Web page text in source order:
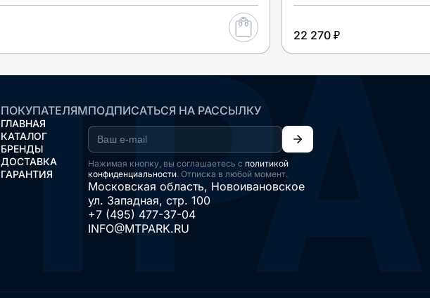
22 270 ₽
ПОКУПАТЕЛЯМ
ГЛАВНАЯ
КАТАЛОГ
БРЕНДЫ
ДОСТАВКА
ГАРАНТИЯ
ПОДПИСАТЬСЯ НА РАССЫЛКУ
Нажимая кнопку, вы соглашаетесь с политикой
конфиденциальности. Отписка в любой момент.
Московская область, Новоивановское
ул. Западная, стр. 100
+7 (495) 477-37-04
INFO@MTPARK.RU